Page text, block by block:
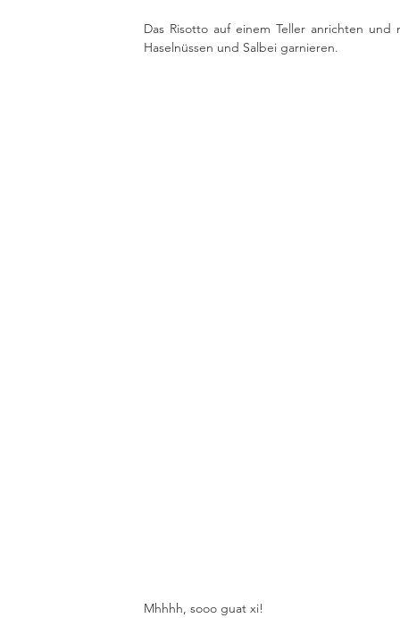
Das Risotto auf einem Teller anrichten
Haselnüssen und Salbei garnieren.
Mhhhh, sooo guat xi!